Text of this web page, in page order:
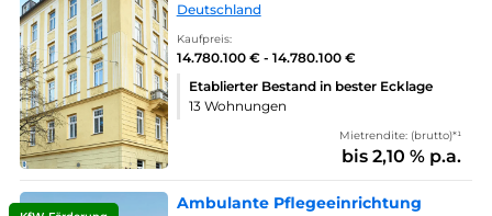
Deutschland
Kaufpreis:
14.780.100 € - 14.780.100 €
Etablierter Bestand in bester Ecklage
13 Wohnungen
Mietrendite: (brutto)*¹
bis 2,10 % p.a.
Ambulante Pflegeeinrichtung